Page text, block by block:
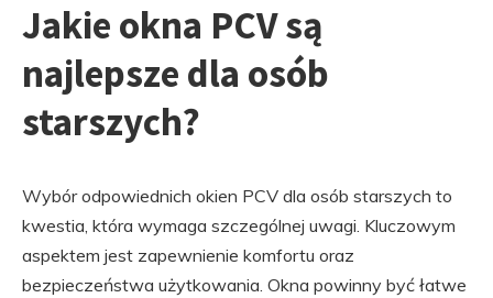
Jakie okna PCV są
najlepsze dla osób
starszych?
Wybór odpowiednich okien PCV dla osób starszych to
kwestia, która wymaga szczególnej uwagi. Kluczowym
aspektem jest zapewnienie komfortu oraz
bezpieczeństwa użytkowania. Okna powinny być łatwe